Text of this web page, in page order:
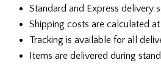
Standard and Express delivery
Shipping costs are calculated
Tracking is available for all
Items are delivered during